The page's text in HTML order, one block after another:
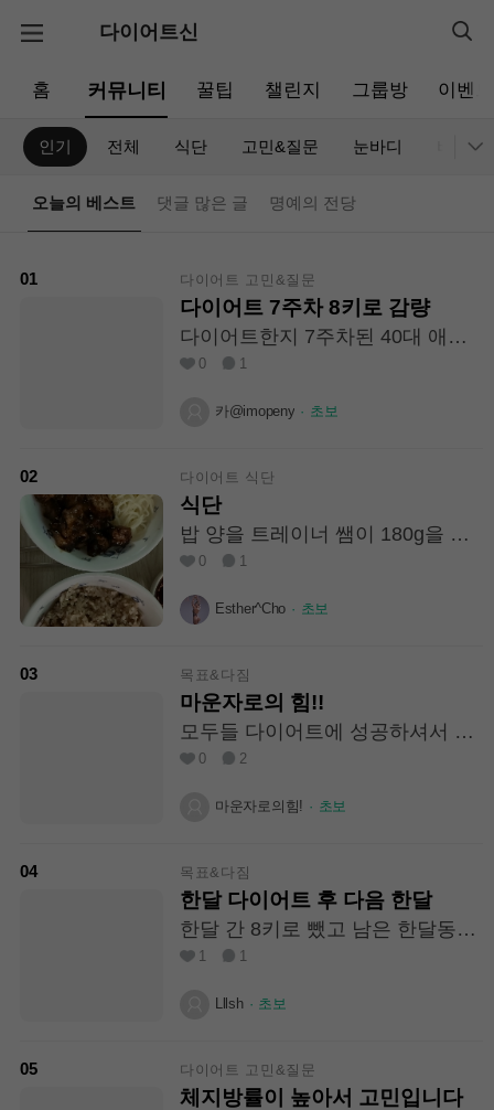
다이어트신
홈 커뮤니티 꿀팁 챌린지 그룹방 이벤트
인기 전체 식단 고민&질문 눈바디 비포&
오늘의 베스트 댓글 많은 글 명예의 전당
01 다이어트 고민&질문
다이어트 7주차 8키로 감량
다이어트한지 7주차된 40대 애엄
마에요 키 168에 몸무게 거의 80kg
하고잇어요. 8킬로 빠지긴 햇어요
램,반찬 소량 간식은 달걀 1개 저녁
은 빙울토마토 300그램,닭가슴살
100~200그램 이렇게 식단중이에
요. 그런데 요즘 가끔 식욕이 올라
오네요. 마운자로로 가서 좀 쉽게
하고 싶기도 하고요ㅛ
0 1
카@imopeny · 초보
02 다이어트 식단
식단
밥 양을 트레이너 쌤이 180g을 먹
으라는데 생각보다 양이 많아요.
0 1
Esther^Cho · 초보
03 목표&다짐
마운자로의 힘!!
모두들 다이어트에 성공하셔서 건
강하게 살아요~
0 2
마운자로의힘! · 초보
04 목표&다짐
한달 다이어트 후 다음 한달
한달 간 8키로 뺐고 남은 한달동안
6키로 더 빼볼게요😭🩵💪 54->46
1 1
Lllsh · 초보
05 다이어트 고민&질문
체지방률이 높아서 고민입니다